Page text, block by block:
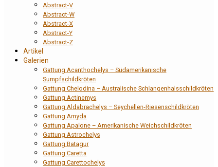
Abstract-V
Abstract-W
Abstract-X
Abstract-Y
Abstract-Z
Artikel
Galerien
Gattung Acanthochelys – Südamerikanische
Sumpfschildkröten
Gattung Chelodina – Australische Schlangenhalsschildkröten
Gattung Actinemys
Gattung Aldabrachelys – Seychellen-Riesenschildkröten
Gattung Amyda
Gattung Apalone – Amerikanische Weichschildkröten
Gattung Astrochelys
Gattung Batagur
Gattung Caretta
Gattung Carettochelys